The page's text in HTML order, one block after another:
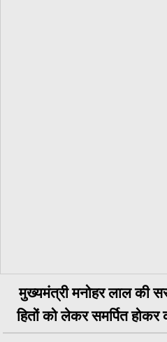
मुख्यमंत्री मनोहर लाल की
हितों को लेकर समर्पित होकर